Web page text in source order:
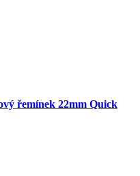
řemínek 22mm Quick